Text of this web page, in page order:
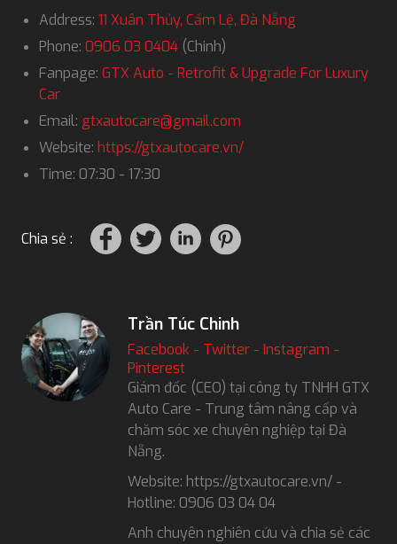
Address: 11 Xuân Thủy, Cẩm Lệ, Đà Nẵng
Phone: 0906 03 0404 (Chinh)
Fanpage: GTX Auto - Retrofit & Upgrade For Luxury
Car
Email: gtxautocare@gmail.com
Website: https://gtxautocare.vn/
Time: 07:30 - 17:30
Chia sẻ :
Trần Túc Chinh
Facebook - Twitter - Instagram -
Pinterest
Giám đốc (CEO) tại công ty TNHH GTX
Auto Care - Trung tâm nâng cấp và
chăm sóc xe chuyên nghiệp tại Đà
Nẵng.
Website: https://gtxautocare.vn/ -
Hotline: 0906 03 04 04
Anh chuyên nghiên cứu và chia sẻ các